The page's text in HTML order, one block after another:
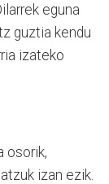
eguna
guztia kendu
izateko
osorik,
izan ezik.